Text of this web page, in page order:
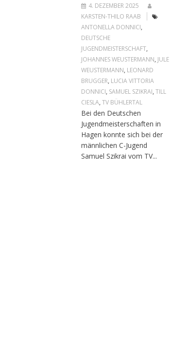
4. DEZEMBER 2025
KARSTEN-THILO RAAB
ANTONELLA DONNICI,
DEUTSCHE
JUGENDMEISTERSCHAFT,
JOHANNES WEUSTERMANN, JULE
WEUSTERMANN, LEONARD
BRUGGER, LUCIA VITTORIA
DONNICI, SAMUEL SZIKRAI, TILL
CIESLA, TV BÜHLERTAL
Bei den Deutschen
Jugendmeisterschaften in
Hagen konnte sich bei der
männlichen C-Jugend
Samuel Szikrai vom TV...